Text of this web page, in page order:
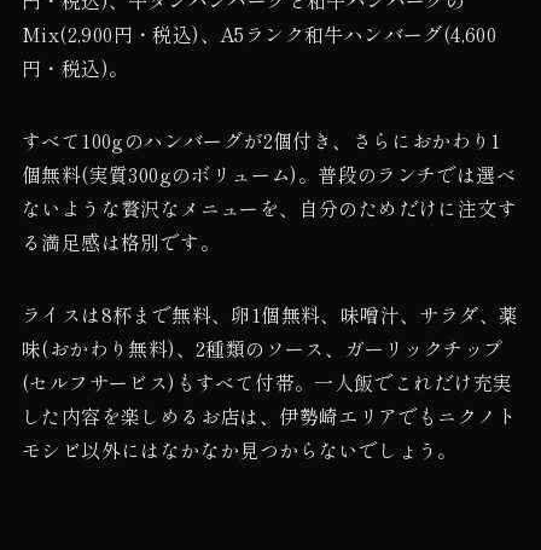
Mix(2,900円・税込)、A5ランク和牛ハンバーグ(4,600
円・税込)。
すべて100gのハンバーグが2個付き、さらにおかわり1
個無料(実質300gのボリューム)。普段のランチでは選べ
ないような贅沢なメニューを、自分のためだけに注文す
る満足感は格別です。
ライスは8杯まで無料、卵1個無料、味噌汁、サラダ、薬
味(おかわり無料)、2種類のソース、ガーリックチップ
(セルフサービス)もすべて付帯。一人飯でこれだけ充実
した内容を楽しめるお店は、伊勢崎エリアでもニクノト
モシビ以外にはなかなか見つからないでしょう。